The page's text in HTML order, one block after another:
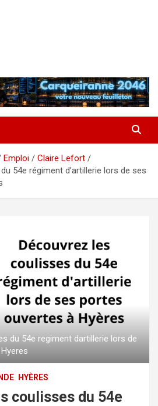
Emploi
Claire Lefort
54e régiment d’artillerie lors de ses
du 54e regiment dartillerie lors de
HYÈRES
coulisses du 54e